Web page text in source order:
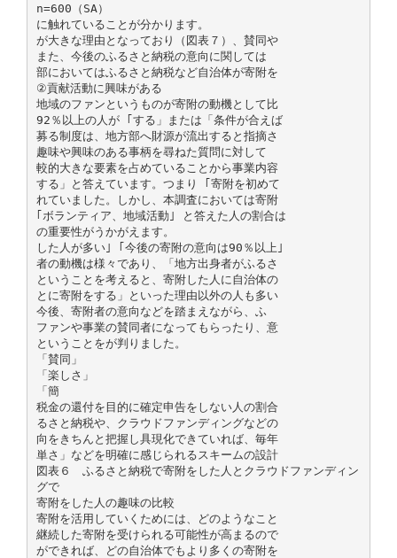
n=600（SA）
に触れていることが分かります。
が大きな理由となっており（図表７）、賛同や
また、今後のふるさと納税の意向に関しては
部においてはふるさと納税など自治体が寄附を
②貢献活動に興味がある
地域のファンというものが寄附の動機として比
92％以上の人が ｢する」または「条件が合えば
募る制度は、地方部へ財源が流出すると指摘さ
趣味や興味のある事柄を尋ねた質問に対して
較的大きな要素を占めていることから事業内容
する」と答えています。つまり ｢寄附を初めて
れていました。しかし、本調査においては寄附
｢ボランティア、地域活動｣ と答えた人の割合は
の重要性がうかがえます。
した人が多い｣ ｢今後の寄附の意向は90％以上｣
者の動機は様々であり、「地方出身者がふるさ
ということを考えると、寄附した人に自治体の
とに寄附をする」といった理由以外の人も多い
今後、寄附者の意向などを踏まえながら、ふ
ファンや事業の賛同者になってもらったり、意
ということをが判りました。
「賛同」
「楽しさ」
「簡
税金の還付を目的に確定申告をしない人の割合
るさと納税や、クラウドファンディングなどの
向をきちんと把握し具現化できていれば、毎年
単さ」などを明確に感じられるスキームの設計
図表６ ふるさと納税で寄附をした人とクラウドファンディン
グで
寄附をした人の趣味の比較
寄附を活用していくためには、どのようなこと
継続した寄附を受けられる可能性が高まるので
ができれば、どの自治体でもより多くの寄附を